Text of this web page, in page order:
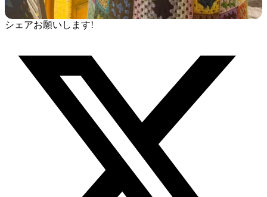
シェアお願いします!